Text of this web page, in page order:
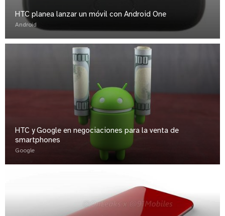
HTC planea lanzar un móvil con Android One
Android
HTC y Google en negociaciones para la venta de
smartphones
Google